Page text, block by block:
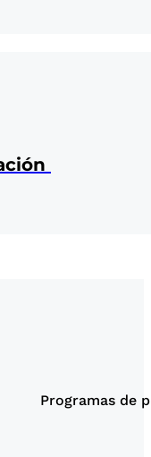
Programas de